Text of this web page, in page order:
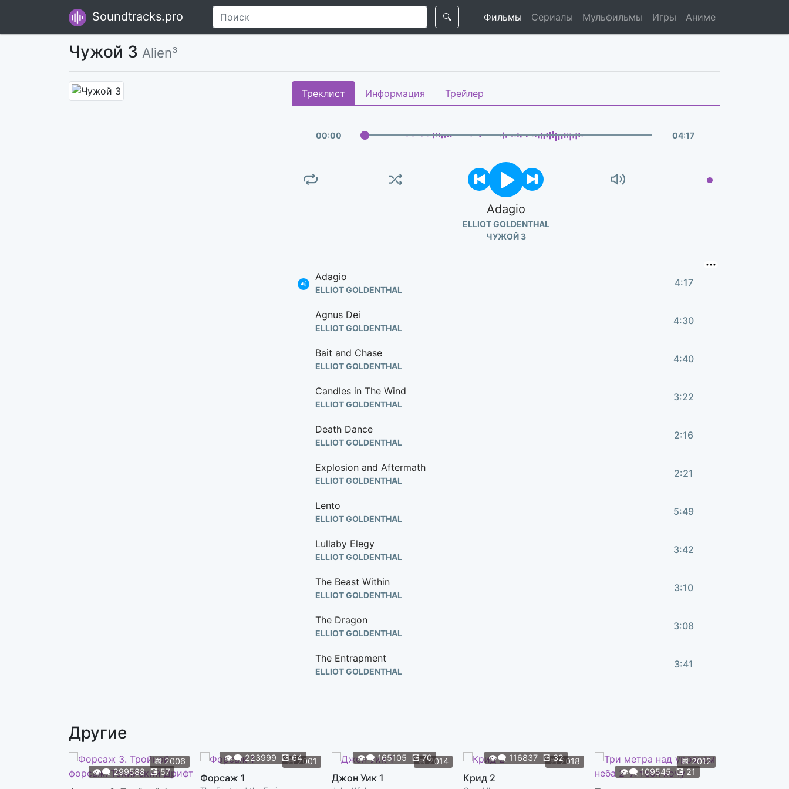
Soundtracks.pro 🔍 Фильмы Сериалы Мульфильмы Игры Аниме
Чужой 3 Alien³
Треклист Информация Трейлер
00:00 04:17
Adagio
ELLIOT GOLDENTHAL
ЧУЖОЙ 3
Adagio
ELLIOT GOLDENTHAL
4:17
Agnus Dei
ELLIOT GOLDENTHAL
4:30
Bait and Chase
ELLIOT GOLDENTHAL
4:40
Candles in The Wind
ELLIOT GOLDENTHAL
3:22
Death Dance
ELLIOT GOLDENTHAL
2:16
Explosion and Aftermath
ELLIOT GOLDENTHAL
2:21
Lento
ELLIOT GOLDENTHAL
5:49
Lullaby Elegy
ELLIOT GOLDENTHAL
3:42
The Beast Within
ELLIOT GOLDENTHAL
3:10
The Dragon
ELLIOT GOLDENTHAL
3:08
The Entrapment
ELLIOT GOLDENTHAL
3:41
Wreckage and Rape
ELLIOT GOLDENTHAL
2:42
Другие
📆2006
👁️‍🗨️299588 💽57
📆2001
👁️‍🗨️223999 💽64
Форсаж 1
📆2014
👁️‍🗨️165105 💽70
Джон Уик 1
📆2018
👁️‍🗨️ 116837 💽32
Крид 2
📆2012
👁️‍🗨️ 109545 💽21